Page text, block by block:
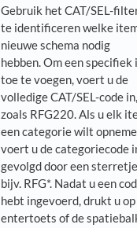
Gebruik het CAT/SEL-
te identificeren welke
nieuwe schema nodig
hebben. Om een specifiek
toe te voegen, voert u de
volledige CAT/SEL-code in,
zoals RFG220. Als u elk
een categorie wilt
voert u de categoriecode
gevolgd door een
bijv. RFG*. Nadat u een
hebt ingevoerd, drukt u op
entertoets of de